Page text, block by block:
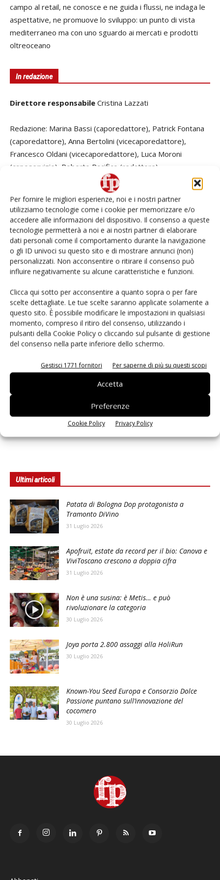
Per fornire le migliori esperienze, noi e i nostri partner
utilizziamo tecnologie come i cookie per memorizzare e/o
accedere alle informazioni del dispositivo. Il consenso a queste
tecnologie permetterà a noi e ai nostri partner di elaborare
dati personali come il comportamento durante la navigazione
o gli ID univoci su questo sito e di mostrare annunci (non)
personalizzati. Non acconsentire o ritirare il consenso può
influire negativamente su alcune caratteristiche e funzioni.
Clicca qui sotto per acconsentire a quanto sopra o per fare
scelte dettagliate. Le tue scelte saranno applicate solamente a
questo sito. È possibile modificare le impostazioni in qualsiasi
momento, compreso il ritiro del consenso, utilizzando i
pulsanti della Cookie Policy o cliccando sul pulsante di gestione
del consenso nella parte inferiore dello schermo.
Gestisci 1771 fornitori Per saperne di più su questi scopi
Accetta
Preferenze
Cookie Policy Privacy Policy
campo al retail, ne conosce e ne guida i flussi, ne indaga le
aspettative, ne promuove lo sviluppo: un punto di vista
mediterraneo ma con uno sguardo ai mercati e prodotti
oltreoceano
In redazione
Direttore responsabile Cristina Lazzati
Redazione: Marina Bassi (caporedattore), Patrick Fontana
(caporedattore), Anna Bertolini (vicecaporedattore),
Francesco Oldani (vicecaporedattore), Luca Moroni
(caposervizio), Roberto Pacifico (redattore)
Elisabetta Delfini (coordinatore),
Elisabetta Buda, Patrizia Cavallotti, Elena Fusari, Laura Itolli,
Luciano Martegani, Cristina Negri, Luca Rovelli
SEGRETERIA DI REDAZIONE:
Paola Melisfreshpointmagazine@tecnichenuove.com
Jessika Pini
Contatti
commerciale@tecnichenuove.com
Per informazioni sugli abbonamenti
servizioclienti.periodici@tecnichenuove.com
Ultimi articoli
Patata di Bologna Dop protagonista a
Tramonto DiVino
31 Luglio 2026
Apofruit, estate da record per il bio: Canova e
ViviToscano crescono a doppia cifra
31 Luglio 2026
Non è una susina: è Metis… e può
rivoluzionare la categoria
30 Luglio 2026
Joya porta 2.800 assaggi alla HoliRun
30 Luglio 2026
Known-You Seed Europa e Consorzio Dolce
Passione puntano sull’innovazione del
cocomero
30 Luglio 2026